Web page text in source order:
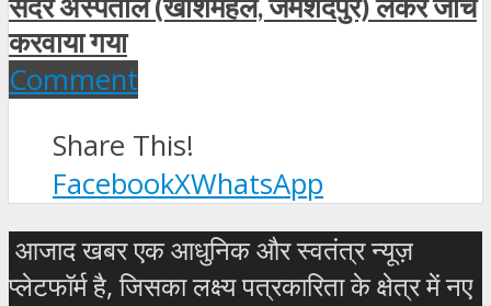
करवाया गया
Comment
Share This!
FacebookXWhatsApp
आजाद खबर एक आधुनिक और स्वतंत्र न्यूज़
प्लेटफॉर्म है, जिसका लक्ष्य पत्रकारिता के क्षेत्र में नए